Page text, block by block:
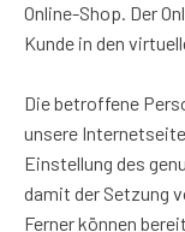
Online-Shop. Der
Kunde in den
Die betroffene
unsere
Einstellung des
damit der Setzung
Ferner können